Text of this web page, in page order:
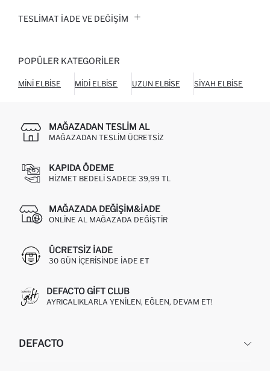
TESLIMAT İADE VE DEĞIŞIM
POPÜLER KATEGORILER
MINI ELBISE MIDI ELBISE UZUN ELBISE SIYAH ELBISE
MAĞAZADAN TESLIM AL
MAĞAZADAN TESLIM ÜCRETSIZ
KAPIDA ÖDEME
HIZMET BEDELI SADECE 39,99 TL
MAĞAZADA DEĞIŞIM&İADE
ONLINE AL MAĞAZADA DEĞIŞTIR
ÜCRETSIZ IADE
30 GÜN IÇERISINDE IADE ET
DEFACTO GIFT CLUB
AYRICALIKLARLA YENILEN, EĞLEN, DEVAM ET!
DEFACTO